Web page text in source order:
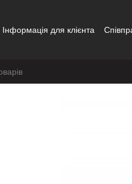
Інформація для клієнта